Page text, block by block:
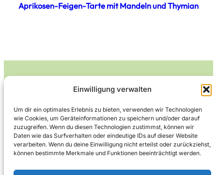
Einwilligung verwalten
Um dir ein optimales Erlebnis zu bieten, verwenden wir Technologien
wie Cookies, um Geräteinformationen zu speichern und/oder darauf
zuzugreifen. Wenn du diesen Technologien zustimmst, können wir
Daten wie das Surfverhalten oder eindeutige IDs auf dieser Website
verarbeiten. Wenn du deine Einwilligung nicht erteilst oder zurückziehst,
können bestimmte Merkmale und Funktionen beeinträchtigt werden.
Aprikosen-Feigen-Tarte mit Mandeln und Thymian
Leckerlife
Lecker essen – gesund leben.